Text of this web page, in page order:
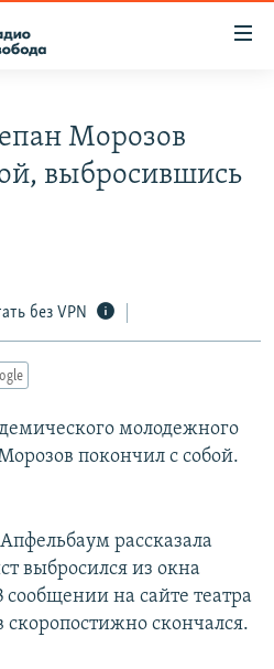
Морозов
выбросившись
без VPN
молодежного
покончил с собой.
рассказала
выбросился из окна
на сайте театра
скоропостижно скончался.